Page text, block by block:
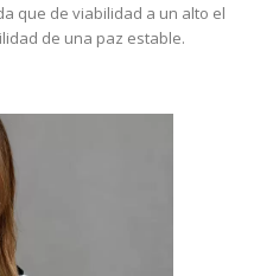
que de viabilidad a un alto el
de una paz estable.